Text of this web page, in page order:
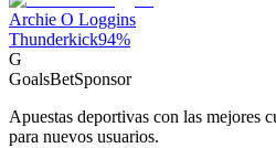
Archie O Loggins
Thunderkick94%
G
GoalsBetSponsor
Apuestas deportivas con las mejores
para nuevos usuarios.